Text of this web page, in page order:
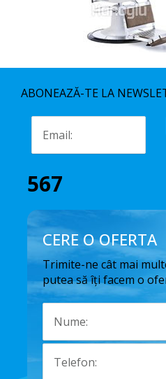
ABONEAZĂ-TE LA
567
CERE O OFERTA
Trimite-ne cât mai
putea să îți facem o